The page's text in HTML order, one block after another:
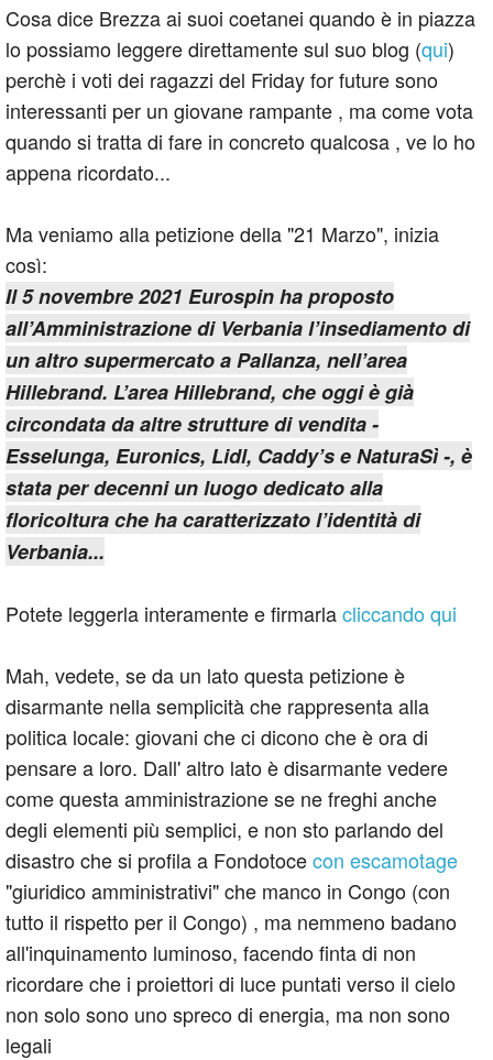
Cosa dice Brezza ai suoi coetanei quando è in piazza
lo possiamo leggere direttamente sul suo blog (qui)
perchè i voti dei ragazzi del Friday for future sono
interessanti per un giovane rampante , ma come vota
quando si tratta di fare in concreto qualcosa , ve lo ho
appena ricordato...
Ma veniamo alla petizione della "21 Marzo", inizia
così:
Il 5 novembre 2021 Eurospin ha proposto
all’Amministrazione di Verbania l’insediamento di
un altro supermercato a Pallanza, nell’area
Hillebrand. L’area Hillebrand, che oggi è già
circondata da altre strutture di vendita -
Esselunga, Euronics, Lidl, Caddy’s e NaturaSì -, è
stata per decenni un luogo dedicato alla
floricoltura che ha caratterizzato l’identità di
Verbania...
Potete leggerla interamente e firmarlacliccando qui
Mah, vedete, se da un lato questa petizione è
disarmante nella semplicità che rappresenta alla
politica locale: giovani che ci dicono che è ora di
pensare a loro. Dall' altro lato è disarmante vedere
come questa amministrazione se ne freghi anche
degli elementi più semplici, e non sto parlando del
disastro che si profila a Fondotocecon escamotage
"giuridico amministrativi" che manco in Congo (con
tutto il rispetto per il Congo) , ma nemmeno badano
all'inquinamento luminoso, facendo finta di non
ricordare che i proiettori di luce puntati verso il cielo
non solo sono uno spreco di energia, ma non sono
legali